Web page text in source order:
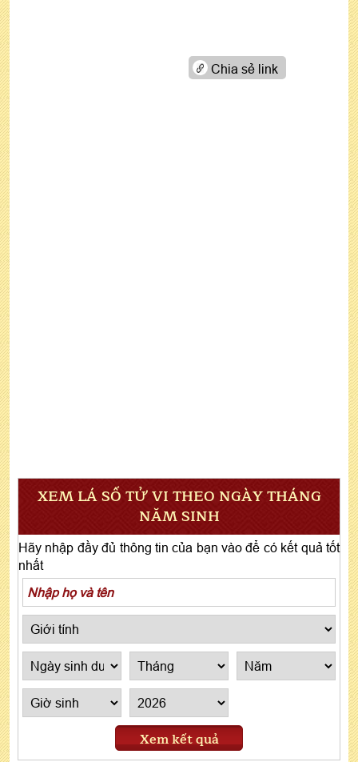
Chia sẻ link
XEM LÁ SỐ TỬ VI THEO NGÀY THÁNG
NĂM SINH
Hãy nhập đầy đủ thông tin của bạn vào để có kết quả tốt
nhất
Xem kết quả